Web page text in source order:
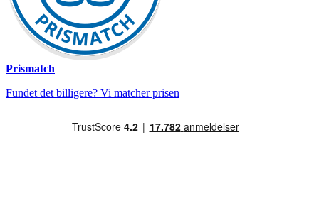
Prismatch
Fundet det billigere? Vi matcher prisen